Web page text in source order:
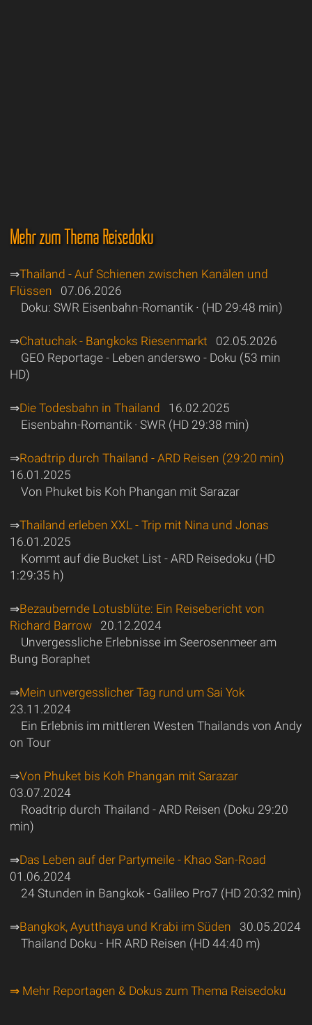
Mehr zum Thema Reisedoku
⇒Thailand - Auf Schienen zwischen Kanälen und
Flüssen 07.06.2026
Doku: SWR Eisenbahn-Romantik ∙ (HD 29:48 min)
⇒Chatuchak - Bangkoks Riesenmarkt 02.05.2026
GEO Reportage - Leben anderswo - Doku (53 min
HD)
⇒Die Todesbahn in Thailand 16.02.2025
Eisenbahn-Romantik · SWR (HD 29:38 min)
⇒Roadtrip durch Thailand - ARD Reisen (29:20 min)
16.01.2025
Von Phuket bis Koh Phangan mit Sarazar
⇒Thailand erleben XXL - Trip mit Nina und Jonas
16.01.2025
Kommt auf die Bucket List - ARD Reisedoku (HD
1:29:35 h)
⇒Bezaubernde Lotusblüte: Ein Reisebericht von
Richard Barrow20.12.2024
Unvergessliche Erlebnisse im Seerosenmeer am
Bung Boraphet
⇒Mein unvergesslicher Tag rund um Sai Yok
23.11.2024
Ein Erlebnis im mittleren Westen Thailands von Andy
on Tour
⇒Von Phuket bis Koh Phangan mit Sarazar
03.07.2024
Roadtrip durch Thailand - ARD Reisen (Doku 29:20
min)
⇒Das Leben auf der Partymeile - Khao San-Road
01.06.2024
24 Stunden in Bangkok - Galileo Pro7 (HD 20:32 min)
⇒Bangkok, Ayutthaya und Krabi im Süden 30.05.2024
Thailand Doku - HR ARD Reisen (HD 44:40 m)
⇒ Mehr Reportagen & Dokus zum Thema Reisedoku